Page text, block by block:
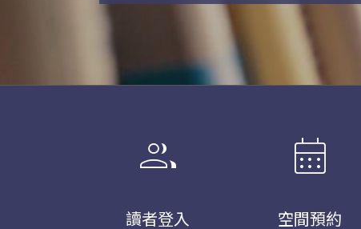
group
讀者登入
calendar_month
空間預約